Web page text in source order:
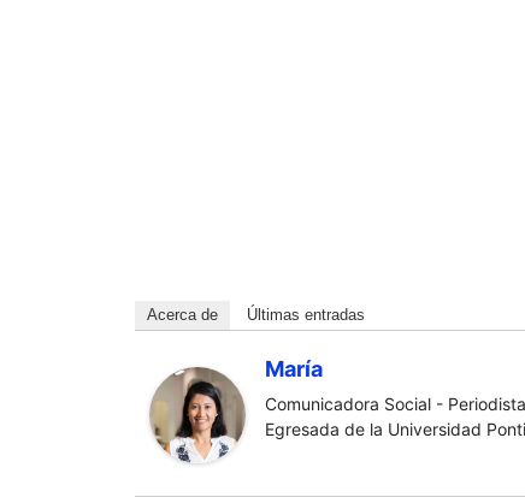
Acerca de Últimas entradas
María
Comunicadora Social - Periodista
Egresada de la Universidad